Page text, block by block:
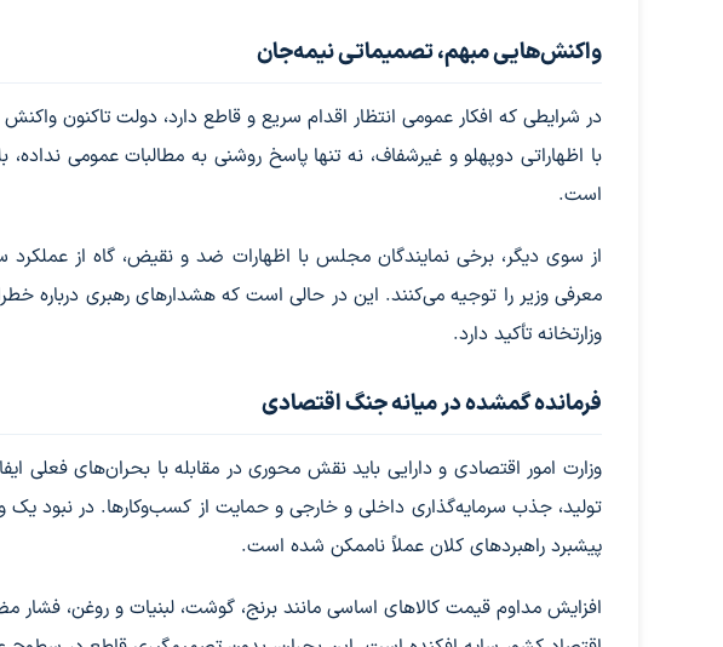
واکنش‌هایی مبهم، تصمیماتی نیمه‌جان
در شرایطی که افکار عمومی انتظار اقدام سریع و قاطع دارد، دولت تاکنون
با اظهاراتی دوپهلو و غیرشفاف، نه تنها پاسخ روشنی به مطالبات عمومی
است.
از سوی دیگر، برخی نمایندگان مجلس با اظهارات ضد و نقیض، گاه از
معرفی وزیر را توجیه می‌کنند. این در حالی است که هشدارهای رهبری درباره
وزارتخانه تأکید دارد.
فرمانده گمشده در میانه جنگ اقتصادی
وزارت امور اقتصادی و دارایی باید نقش محوری در مقابله با بحران‌های فعلی ایفا
تولید، جذب سرمایه‌گذاری داخلی و خارجی و حمایت از کسب‌وکارها. در نبود یک
پیشبرد راهبردهای کلان عملاً ناممکن شده است.
افزایش مداوم قیمت کالاهای اساسی مانند برنج، گوشت، لبنیات و روغن، فشار